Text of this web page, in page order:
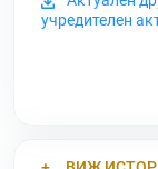
учредителен